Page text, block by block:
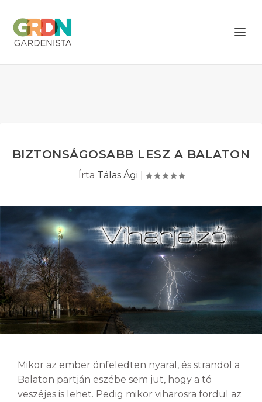
BIZTONSÁGOSABB LESZ A BALATON
Írta Tálas Ági
Mikor az ember önfeledten nyaral, és strandol a
Balaton partján eszébe sem jut, hogy a tó
veszéjes is lehet. Pedig mikor viharosra fordul az